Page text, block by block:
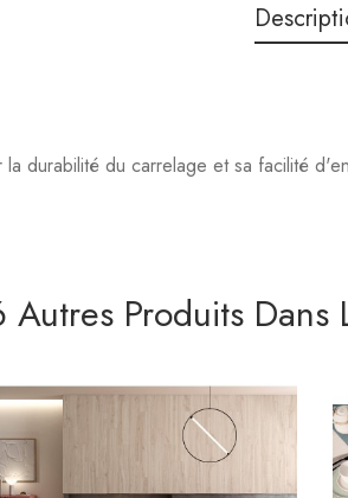
durabilité du carrelage et sa facilité
Autres Produits